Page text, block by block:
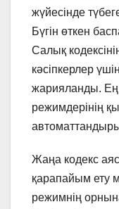
жүйесінде
Бүгін өткен
Салық
кәсіпкерлер
жарияланды.
режимдерінің
Жаңа кодекс
қарапайым ету
режимнің